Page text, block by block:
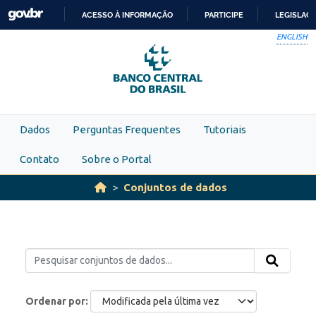
Skip to main content
PARA
O
CONTEÚDO
ACESSO À INFORMAÇÃO PARTICIPE
ENGLISH
Dados Perguntas Frequentes Tutoriais
Contato Sobre o Portal
Conjuntos de dados
Ordenar por